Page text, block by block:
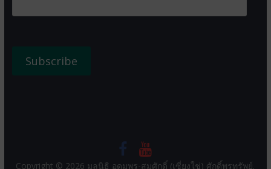
Copyright © 2026 มูลนิธิ อุดมพร-สมศักดิ์ (เซี่ยงใช่) ศักดิ์พรทรัพย์.